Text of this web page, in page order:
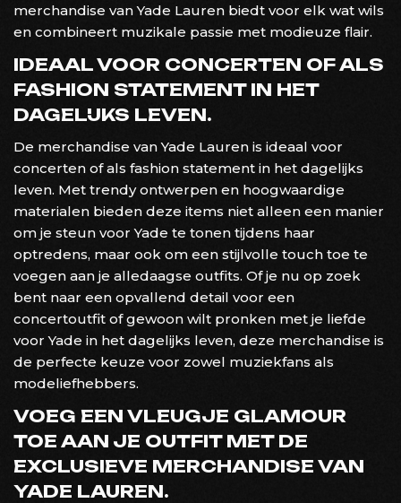
merchandise van Yade Lauren biedt voor elk wat wils
en combineert muzikale passie met modieuze flair.
IDEAAL VOOR CONCERTEN OF ALS
FASHION STATEMENT IN HET
DAGELIJKS LEVEN.
De merchandise van Yade Lauren is ideaal voor
concerten of als fashion statement in het dagelijks
leven. Met trendy ontwerpen en hoogwaardige
materialen bieden deze items niet alleen een manier
om je steun voor Yade te tonen tijdens haar
optredens, maar ook om een stijlvolle touch toe te
voegen aan je alledaagse outfits. Of je nu op zoek
bent naar een opvallend detail voor een
concertoutfit of gewoon wilt pronken met je liefde
voor Yade in het dagelijks leven, deze merchandise is
de perfecte keuze voor zowel muziekfans als
modeliefhebbers.
VOEG EEN VLEUGJE GLAMOUR
TOE AAN JE OUTFIT MET DE
EXCLUSIEVE MERCHANDISE VAN
YADE LAUREN.